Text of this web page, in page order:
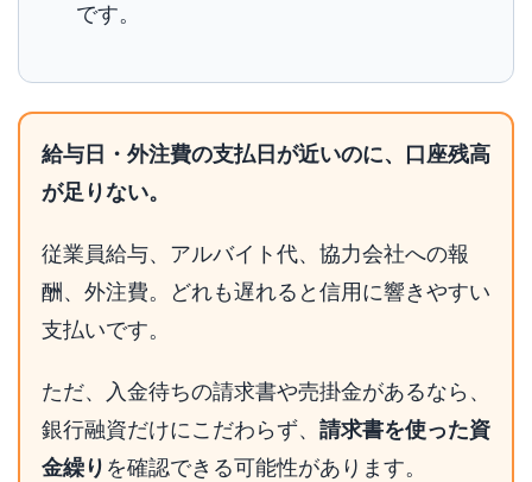
です。
給与日・外注費の支払日が近いのに、口座残高
が足りない。
従業員給与、アルバイト代、協力会社への報
酬、外注費。どれも遅れると信用に響きやすい
支払いです。
ただ、入金待ちの請求書や売掛金があるなら、
銀行融資だけにこだわらず、 請求書を使った資
金繰り を確認できる可能性があります。